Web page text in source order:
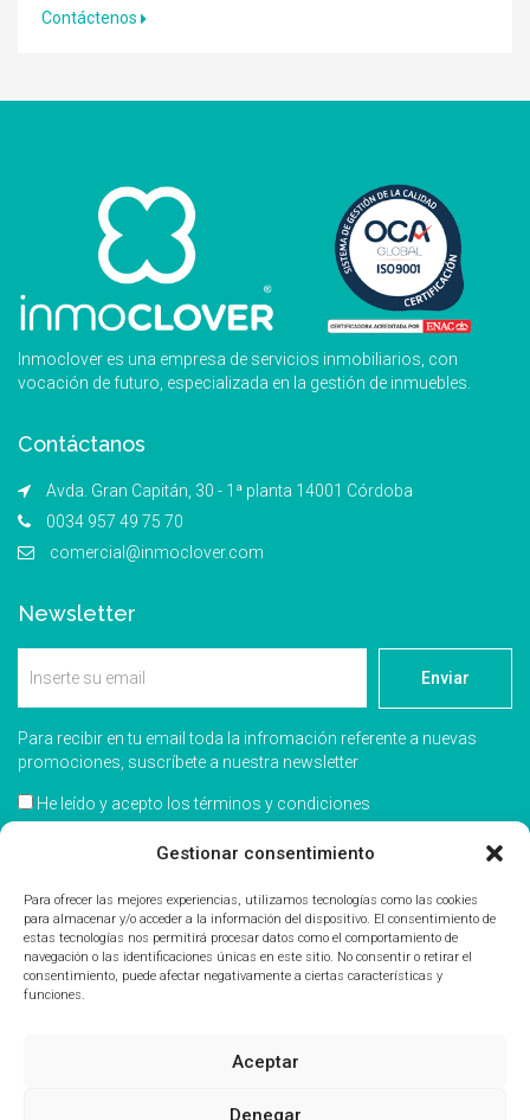
Gestionar consentimiento
Para ofrecer las mejores experiencias, utilizamos tecnologías como las cookies
para almacenar y/o acceder a la información del dispositivo. El consentimiento de
estas tecnologías nos permitirá procesar datos como el comportamiento de
navegación o las identificaciones únicas en este sitio. No consentir o retirar el
consentimiento, puede afectar negativamente a ciertas características y
funciones.
Aceptar
Denegar
Contáctenos
Inmoclover es una empresa de servicios inmobiliarios, con
vocación de futuro, especializada en la gestión de inmuebles.
Contáctanos
Avda. Gran Capitán, 30 - 1ª planta 14001 Córdoba
0034 957 49 75 70
comercial@inmoclover.com
Newsletter
Enviar
Para recibir en tu email toda la infromación referente a nuevas
promociones, suscríbete a nuestra newsletter
He leído y acepto los términos y condiciones
Acepto recibir información comercial